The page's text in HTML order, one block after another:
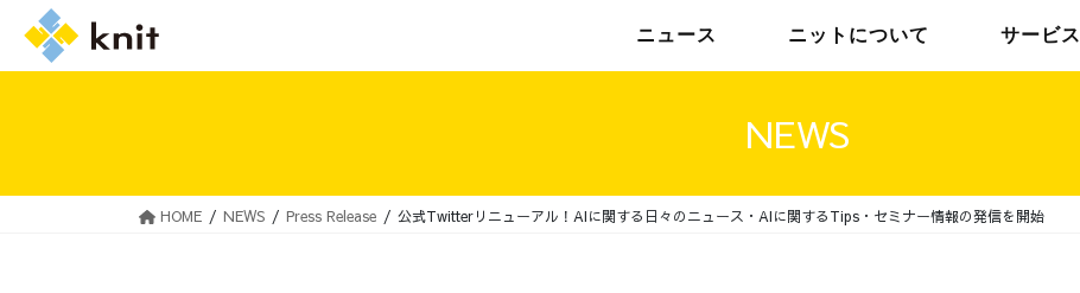
ニュース ニットについて サービス
NEWS
HOME NEWS Press Release 公式Twitterリニューアル！AIに関する日々のニュース・AIに関するTips・セミナー情報の発信を開始